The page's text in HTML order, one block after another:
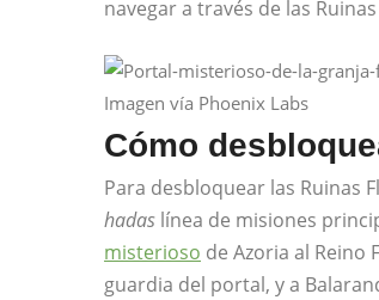
navegar a través de las
Imagen vía Phoenix Labs
Cómo
Para desbloquear las Ruinas
hadas línea de misiones
misterioso de Azoria al Reino
guardia del portal, y a